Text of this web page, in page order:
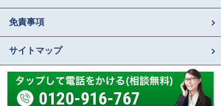
免責事項
サイトマップ
0120-916-767